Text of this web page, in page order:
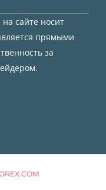
сайте носит
прямыми
за